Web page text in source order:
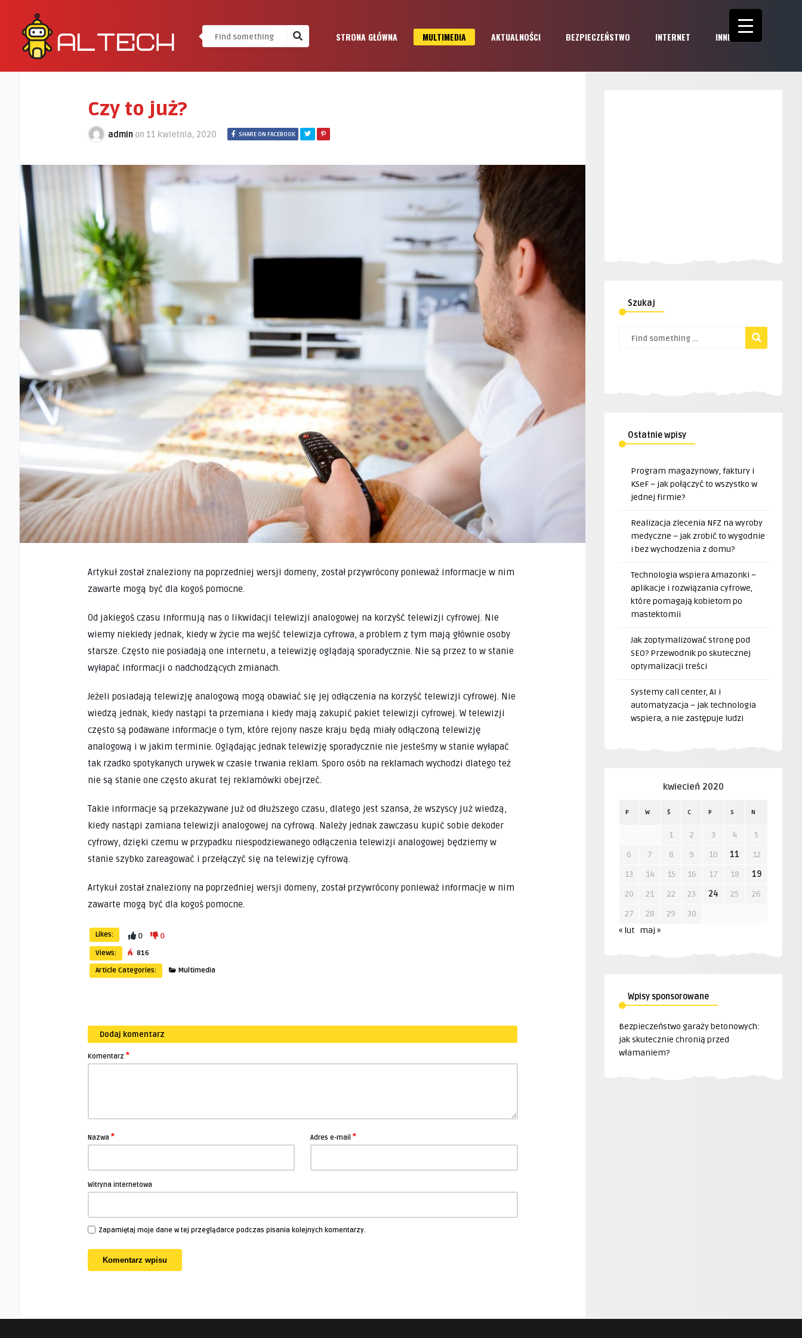
STRONA GŁÓWNA MULTIMEDIA AKTUALNOŚCI BEZPIECZEŃSTWO INTERNET INNE
Czy to już?
admin on 11 kwietnia, 2020 SHARE ON FACEBOOK
Artykuł został znaleziony na poprzedniej wersji domeny, został przywrócony ponieważ informacje w nim
zawarte mogą być dla kogoś pomocne.
Od jakiegoś czasu informują nas o likwidacji telewizji analogowej na korzyść telewizji cyfrowej. Nie
wiemy niekiedy jednak, kiedy w życie ma wejść telewizja cyfrowa, a problem z tym mają głównie osoby
starsze. Często nie posiadają one internetu, a telewizję oglądają sporadycznie. Nie są przez to w stanie
wyłapać informacji o nadchodzących zmianach.
Jeżeli posiadają telewizję analogową mogą obawiać się jej odłączenia na korzyść telewizji cyfrowej. Nie
wiedzą jednak, kiedy nastąpi ta przemiana i kiedy mają zakupić pakiet telewizji cyfrowej. W telewizji
często są podawane informacje o tym, które rejony nasze kraju będą miały odłączoną telewizję
analogową i w jakim terminie. Oglądając jednak telewizję sporadycznie nie jesteśmy w stanie wyłapać
tak rzadko spotykanych urywek w czasie trwania reklam. Sporo osób na reklamach wychodzi dlatego też
nie są stanie one często akurat tej reklamówki obejrzeć.
Takie informacje są przekazywane już od dłuższego czasu, dlatego jest szansa, że wszyscy już wiedzą,
kiedy nastąpi zamiana telewizji analogowej na cyfrową. Należy jednak zawczasu kupić sobie dekoder
cyfrowy, dzięki czemu w przypadku niespodziewanego odłączenia telewizji analogowej będziemy w
stanie szybko zareagować i przełączyć się na telewizję cyfrową.
Artykuł został znaleziony na poprzedniej wersji domeny, został przywrócony ponieważ informacje w nim
zawarte mogą być dla kogoś pomocne.
Likes: 0 0
Views:
816
Article Categories:
Multimedia
Dodaj komentarz
Komentarz *
Nazwa * Adres e-mail*
Witryna internetowa
Zapamiętaj moje dane w tej przeglądarce podczas pisania kolejnych komentarzy.
Szukaj
Ostatnie wpisy
Program magazynowy, faktury i
KSeF – jak połączyć to wszystko w
jednej firmie?
Realizacja zlecenia NFZ na wyroby
medyczne – jak zrobić to wygodnie
i bez wychodzenia z domu?
Technologia wspiera Amazonki –
aplikacje i rozwiązania cyfrowe,
które pomagają kobietom po
mastektomii
Jak zoptymalizować stronę pod
SEO? Przewodnik po skutecznej
optymalizacji treści
Systemy call center, AI i
automatyzacja – jak technologia
wspiera, a nie zastępuje ludzi
kwiecień 2020
P W Ś C P S N
1 2 3 4
5
6
7 8 9 10 11
12
13
14 15 16 17 18
19
20
21 22 23 24 25
26
27
28 29
30
« lut maj »
Wpisy sponsorowane
Bezpieczeństwo garaży betonowych:
jak skutecznie chronią przed
włamaniem?